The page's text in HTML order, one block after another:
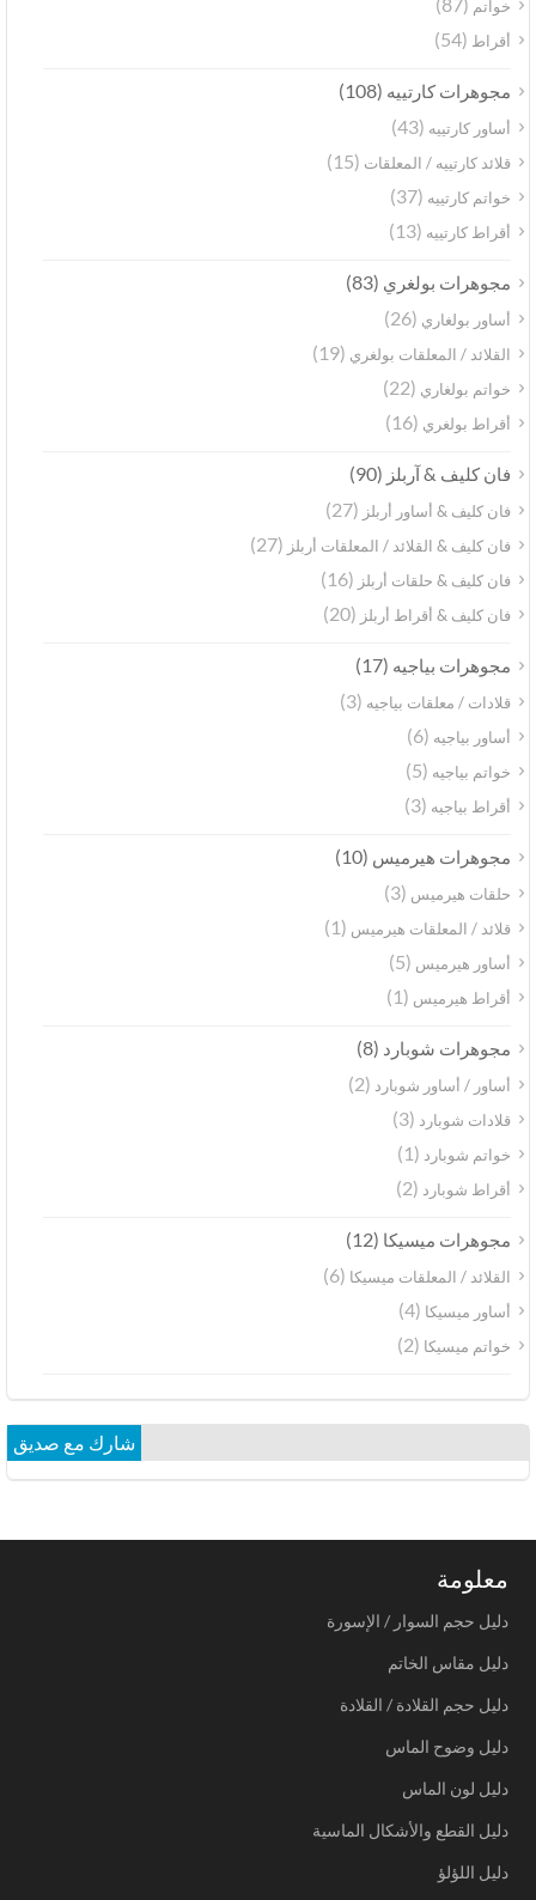
خواتم
أقراط (54)
مجوهرات كارتييه(108)
أساور كارتييه(43)
قلائد كارتييه / المعلقات(15)
خواتم كارتييه(37)
أقراط كارتييه(13)
مجوهرات بولغري(83)
أساور بولغاري(26)
القلائد / المعلقات بولغري(19)
خواتم بولغاري(22)
أقراط بولغري(16)
فان كليف & آربلز (90)
فان كليف & أساور أربلز (27)
فان كليف & القلائد / المعلقات أربلز (27)
فان كليف & حلقات أربلز (16)
فان كليف & أقراط أربلز (20)
مجوهرات بياجيه(17)
قلادات / معلقات بياجيه(3)
أساور بياجيه(6)
خواتم بياجيه(5)
أقراط بياجيه(3)
مجوهرات هيرميس(10)
حلقات هيرميس(3)
قلائد / المعلقات هيرميس(1)
أساور هيرميس(5)
أقراط هيرميس(1)
مجوهرات شوبارد(8)
أساور / أساور شوبارد(2)
قلادات شوبارد(3)
خواتم شوبارد(1)
أقراط شوبارد(2)
مجوهرات ميسيكا(12)
القلائد / المعلقات ميسيكا(6)
أساور ميسيكا(4)
خواتم ميسيكا(2)
شارك مع صديق
معلومة
دليل حجم السوار / الإسورة
دليل مقاس الخاتم
دليل حجم القلادة / القلادة
دليل وضوح الماس
دليل لون الماس
دليل القطع والأشكال الماسية
دليل اللؤلؤ